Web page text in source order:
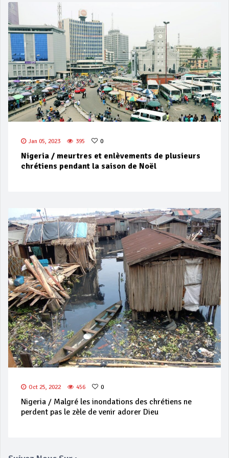
Jan 05, 2023 395 0
Nigeria / meurtres et enlèvements de plusieurs
chrétiens pendant la saison de Noël
Oct 25, 2022 456 0
Nigeria / Malgré les inondations des chrétiens ne
perdent pas le zèle de venir adorer Dieu